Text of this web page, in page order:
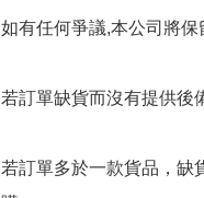
如有任何爭議,本公司將保
若訂單缺貨而沒有提供後
若訂單多於一款貨品，缺